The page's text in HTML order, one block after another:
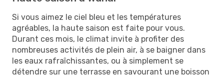
Si vous aimez le ciel bleu et les températures
agréables, la haute saison est faite pour vous.
Durant ces mois, le climat invite à profiter des
nombreuses activités de plein air, à se baigner dans
les eaux rafraîchissantes, ou à simplement se
détendre sur une terrasse en savourant une boisson